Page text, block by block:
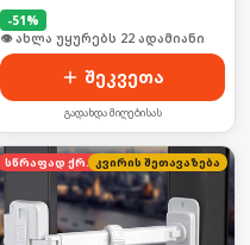
-51%
🛒 ბოლო 24სთ-ში იყიდა 34-მა
შეკვეთა
გადახდა მიღებისას
სწრაფად ქრებაკვირის შეთავაზება